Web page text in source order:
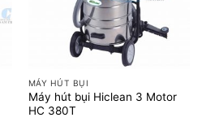
MÁY HÚT BỤI
Máy hút bụi Hiclean 3 Motor
HC 380T